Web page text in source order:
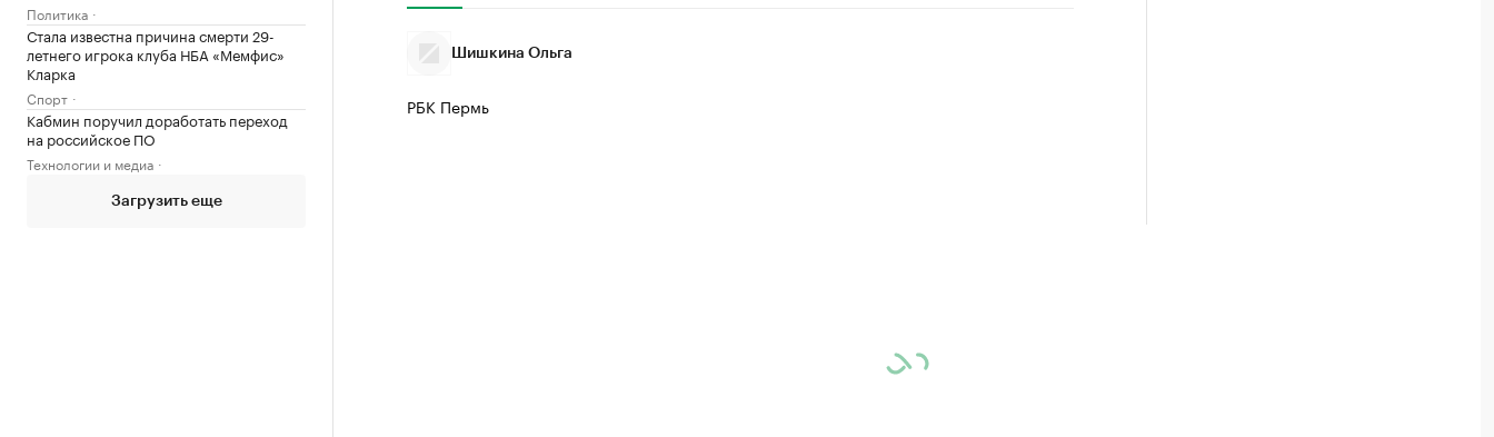
Политика
Стала известна причина смерти 29-
летнего игрока клуба НБА «Мемфис»
Кларка
Спорт
Кабмин поручил доработать переход
на российское ПО
Технологии и медиа
Загрузить еще
Шишкина Ольга
РБК Пермь